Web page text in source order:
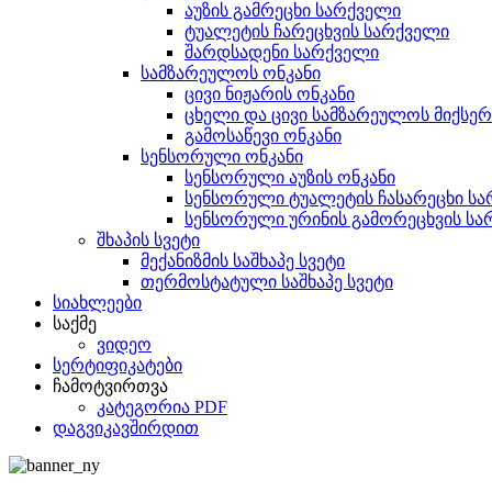
აუზის გამრეცხი სარქველი
ტუალეტის ჩარეცხვის სარქველი
შარდსადენი სარქველი
სამზარეულოს ონკანი
ცივი ნიჟარის ონკანი
ცხელი და ცივი სამზარეულოს
გამოსაწევი ონკანი
სენსორული ონკანი
სენსორული აუზის ონკანი
სენსორული ტუალეტის ჩასარეცხი
სენსორული ურინის გამორეცხვის
შხაპის სვეტი
მექანიზმის საშხაპე სვეტი
თერმოსტატული საშხაპე სვეტი
სიახლეები
საქმე
ვიდეო
სერტიფიკატები
ჩამოტვირთვა
კატეგორია PDF
დაგვიკავშირდით